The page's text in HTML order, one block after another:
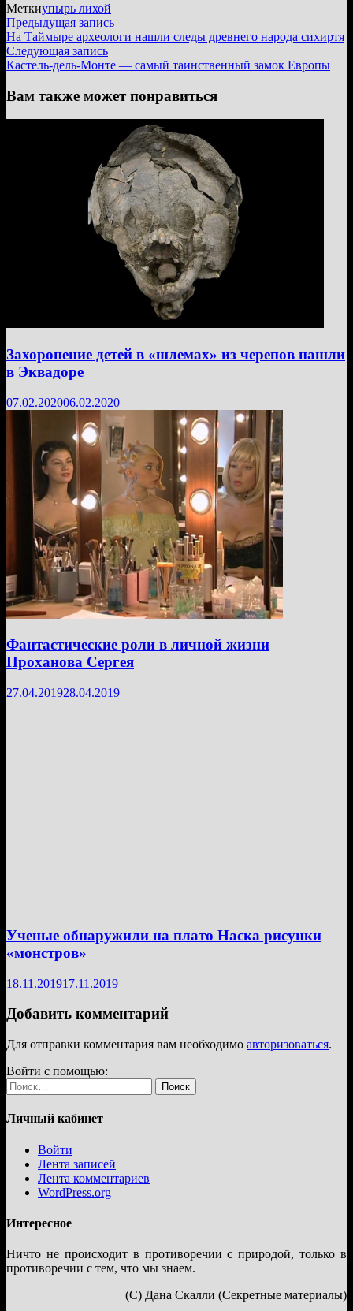
Меткиупырь лихой
Навигация
по
записям
Предыдущая записьПредыдущая
запись:
На Таймыре археологи нашли следы древнего народа сихиртя
Следующая записьСледующая
запись:
Кастель-дель-Монте — самый таинственный замок Европы
Вам также может понравиться
Захоронение детей в «шлемах» из черепов нашли
в Эквадоре
07.02.202006.02.2020
Фантастические роли в личной жизни
Проханова Сергея
27.04.201928.04.2019
Ученые обнаружили на плато Наска рисунки
«монстров»
18.11.201917.11.2019
Добавить комментарий
Для отправки комментария вам необходимо авторизоваться.
Войти с помощью:
Найти:
Личный кабинет
Войти
Лента записей
Лента комментариев
WordPress.org
Интересное
Ничто не происходит в противоречии с природой, только в
противоречии с тем, что мы знаем.
(С) Дана Скалли (Секретные материалы)